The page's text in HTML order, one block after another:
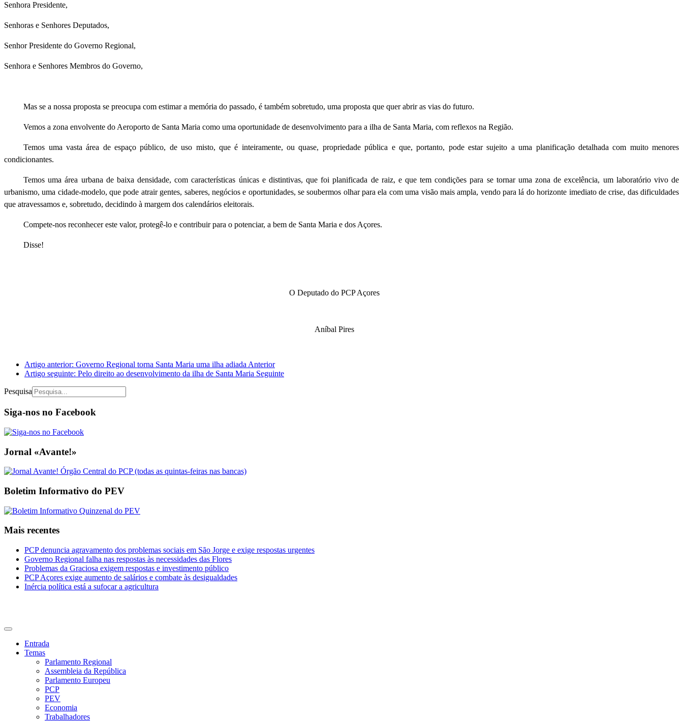
Senhora Presidente,
Senhoras e Senhores Deputados,
Senhor Presidente do Governo Regional,
Senhora e Senhores Membros do Governo,
Mas se a nossa proposta se preocupa com estimar a memória do passado, é também sobretudo, uma proposta que quer abrir as vias do futuro.
Vemos a zona envolvente do Aeroporto de Santa Maria como uma oportunidade de desenvolvimento para a ilha de Santa Maria, com reflexos na Região.
Temos uma vasta área de espaço público, de uso misto, que é inteiramente, ou quase, propriedade pública e que, portanto, pode estar sujeito a uma planificação detalhada com muito menores
condicionantes.
Temos uma área urbana de baixa densidade, com características únicas e distintivas, que foi planificada de raiz, e que tem condições para se tornar uma zona de excelência, um laboratório vivo de
urbanismo, uma cidade-modelo, que pode atrair gentes, saberes, negócios e oportunidades, se soubermos olhar para ela com uma visão mais ampla, vendo para lá do horizonte imediato de crise, das dificuldades
que atravessamos e, sobretudo, decidindo à margem dos calendários eleitorais.
Compete-nos reconhecer este valor, protegê-lo e contribuir para o potenciar, a bem de Santa Maria e dos Açores.
Disse!
O Deputado do PCP Açores
Aníbal Pires
Artigo anterior: Governo Regional torna Santa Maria uma ilha adiadaAnterior
Artigo seguinte: Pelo direito ao desenvolvimento da ilha de Santa Maria Seguinte
Pesquisa
Siga-nos no Facebook
Jornal «Avante!»
Boletim Informativo do PEV
Mais recentes
PCP denuncia agravamento dos problemas sociais em São Jorge e exige respostas urgentes
Governo Regional falha nas respostas às necessidades das Flores
Problemas da Graciosa exigem respostas e investimento público
PCP Açores exige aumento de salários e combate às desigualdades
Inércia política está a sufocar a agricultura
Entrada
Temas
Parlamento Regional
Assembleia da República
Parlamento Europeu
PCP
PEV
Economia
Trabalhadores